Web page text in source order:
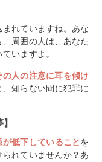
れていますね。あな
周囲の人は、あなた
いますよ。
人の注意に耳を傾け
知らない間に犯罪に
低下していることを
れていませんか？あ